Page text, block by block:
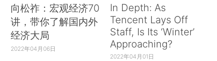
向松祚：宏观经济70
讲，带你了解国内外
经济大局
2022年04月06日
In Depth: As
Tencent Lays Off
Staff, Is Its ‘Winter’
Approaching?
2022年04月01日